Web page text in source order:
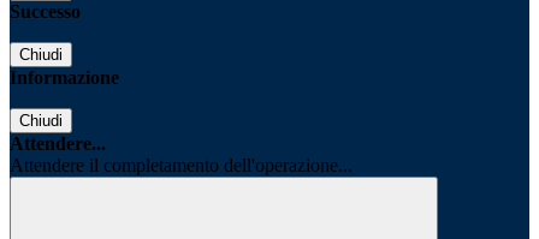
Successo
Chiudi
Informazione
Chiudi
Attendere...
Attendere il completamento dell'operazione...